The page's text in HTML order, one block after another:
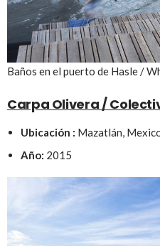
Baños en el puerto de Hasle /
Carpa Olivera /
Ubicación : Mazatlán,
Año: 2015